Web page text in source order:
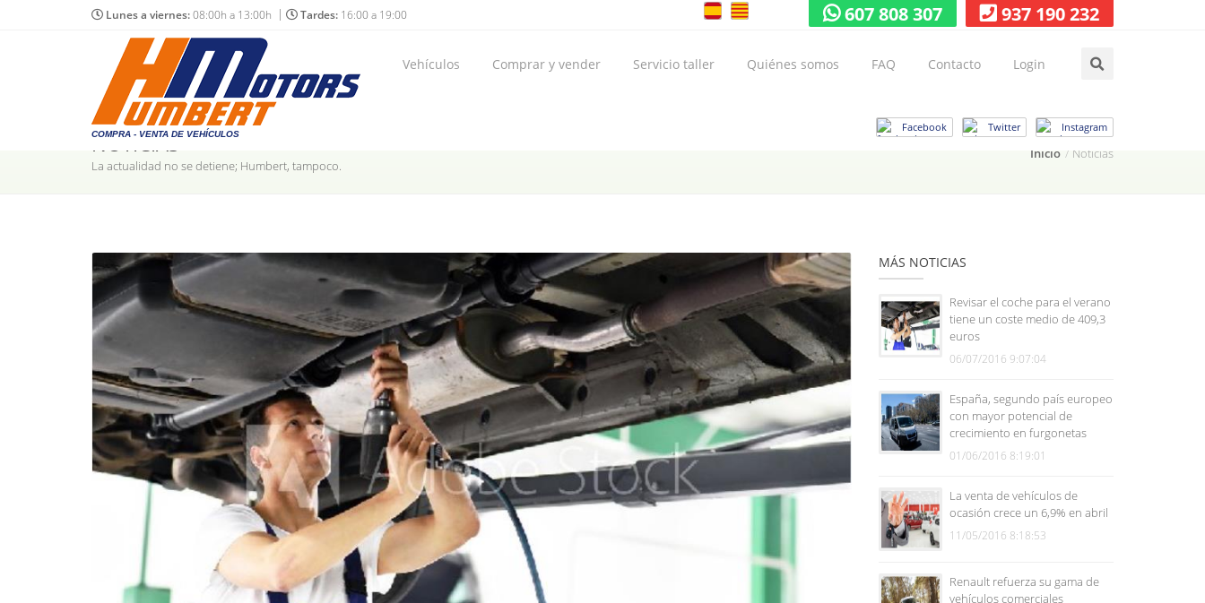
Lunes a viernes:08:00h a 13:00h Tardes: 16:00 a 19:00 937 190 232
607 808 307
COMPRA - VENTA DE VEHÍCULOS
Vehículos Comprar y vender Servicio taller Quiénes somos FAQ Contacto Login
Facebook Twitter Instagram
NOTICIAS
La actualidad no se detiene; Humbert, tampoco.
Inicio Noticias
MÁS NOTICIAS
Revisar el coche para el verano
tiene un coste medio de 409,3
euros
06/07/2016 9:07:04
España, segundo país europeo
con mayor potencial de
crecimiento en furgonetas
01/06/2016 8:19:01
La venta de vehículos de
ocasión crece un 6,9% en abril
11/05/2016 8:18:53
Renault refuerza su gama de
vehículos comerciales